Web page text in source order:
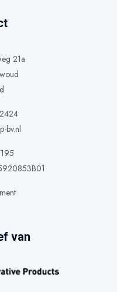
21a
bv.nl
van